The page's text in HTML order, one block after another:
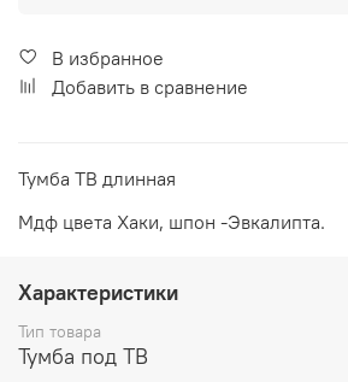
В избранное
Добавить в сравнение
Тумба ТВ длинная
Мдф цвета Хаки, шпон -Эвкалипта.
Характеристики
Тип товара
Тумба под ТВ